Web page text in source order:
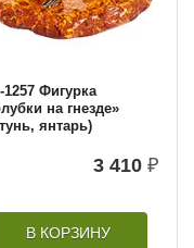
1257 Фигурка
на гнезде»
янтарь)
3 410 ₽
В КОРЗИНУ